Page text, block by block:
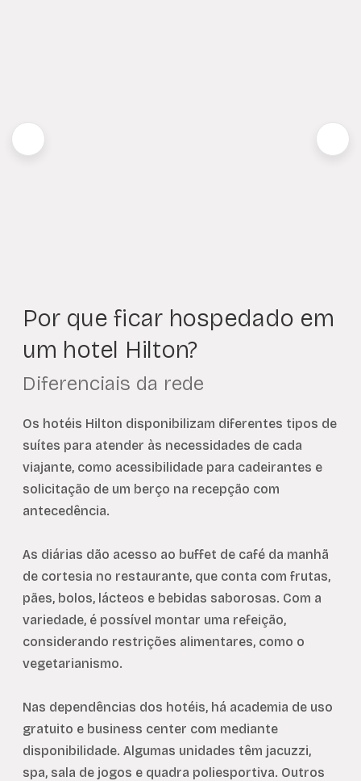
Por que ficar hospedado em
um hotel Hilton?
Diferenciais da rede
Os hotéis Hilton disponibilizam diferentes tipos de
suítes para atender às necessidades de cada
viajante, como acessibilidade para cadeirantes e
solicitação de um berço na recepção com
antecedência.
As diárias dão acesso ao buffet de café da manhã
de cortesia no restaurante, que conta com frutas,
pães, bolos, lácteos e bebidas saborosas. Com a
variedade, é possível montar uma refeição,
considerando restrições alimentares, como o
vegetarianismo.
Nas dependências dos hotéis, há academia de uso
gratuito e business center com mediante
disponibilidade. Algumas unidades têm jacuzzi,
spa, sala de jogos e quadra poliesportiva. Outros